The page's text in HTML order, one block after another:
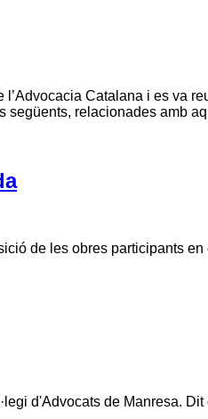
Catalana i es va
relacionades amb
de les obres participants
d'Advocats de Manresa.